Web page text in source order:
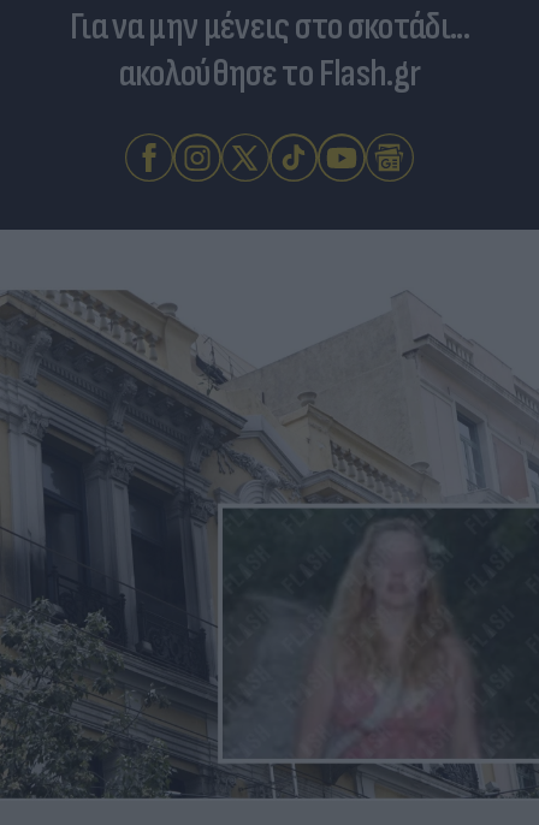
Για να μην μένεις στο σκοτάδι...
ακολούθησε το Flash.gr